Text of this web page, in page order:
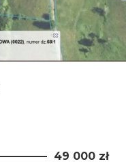
49 000 zł